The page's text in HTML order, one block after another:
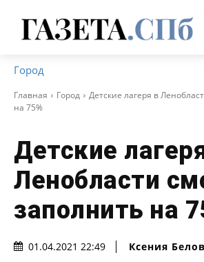
Город
Главная Город
Детские лагеря в
на 75%
Детские
Ленобласти
заполнить на
01.04.2021 22:49 Ксения